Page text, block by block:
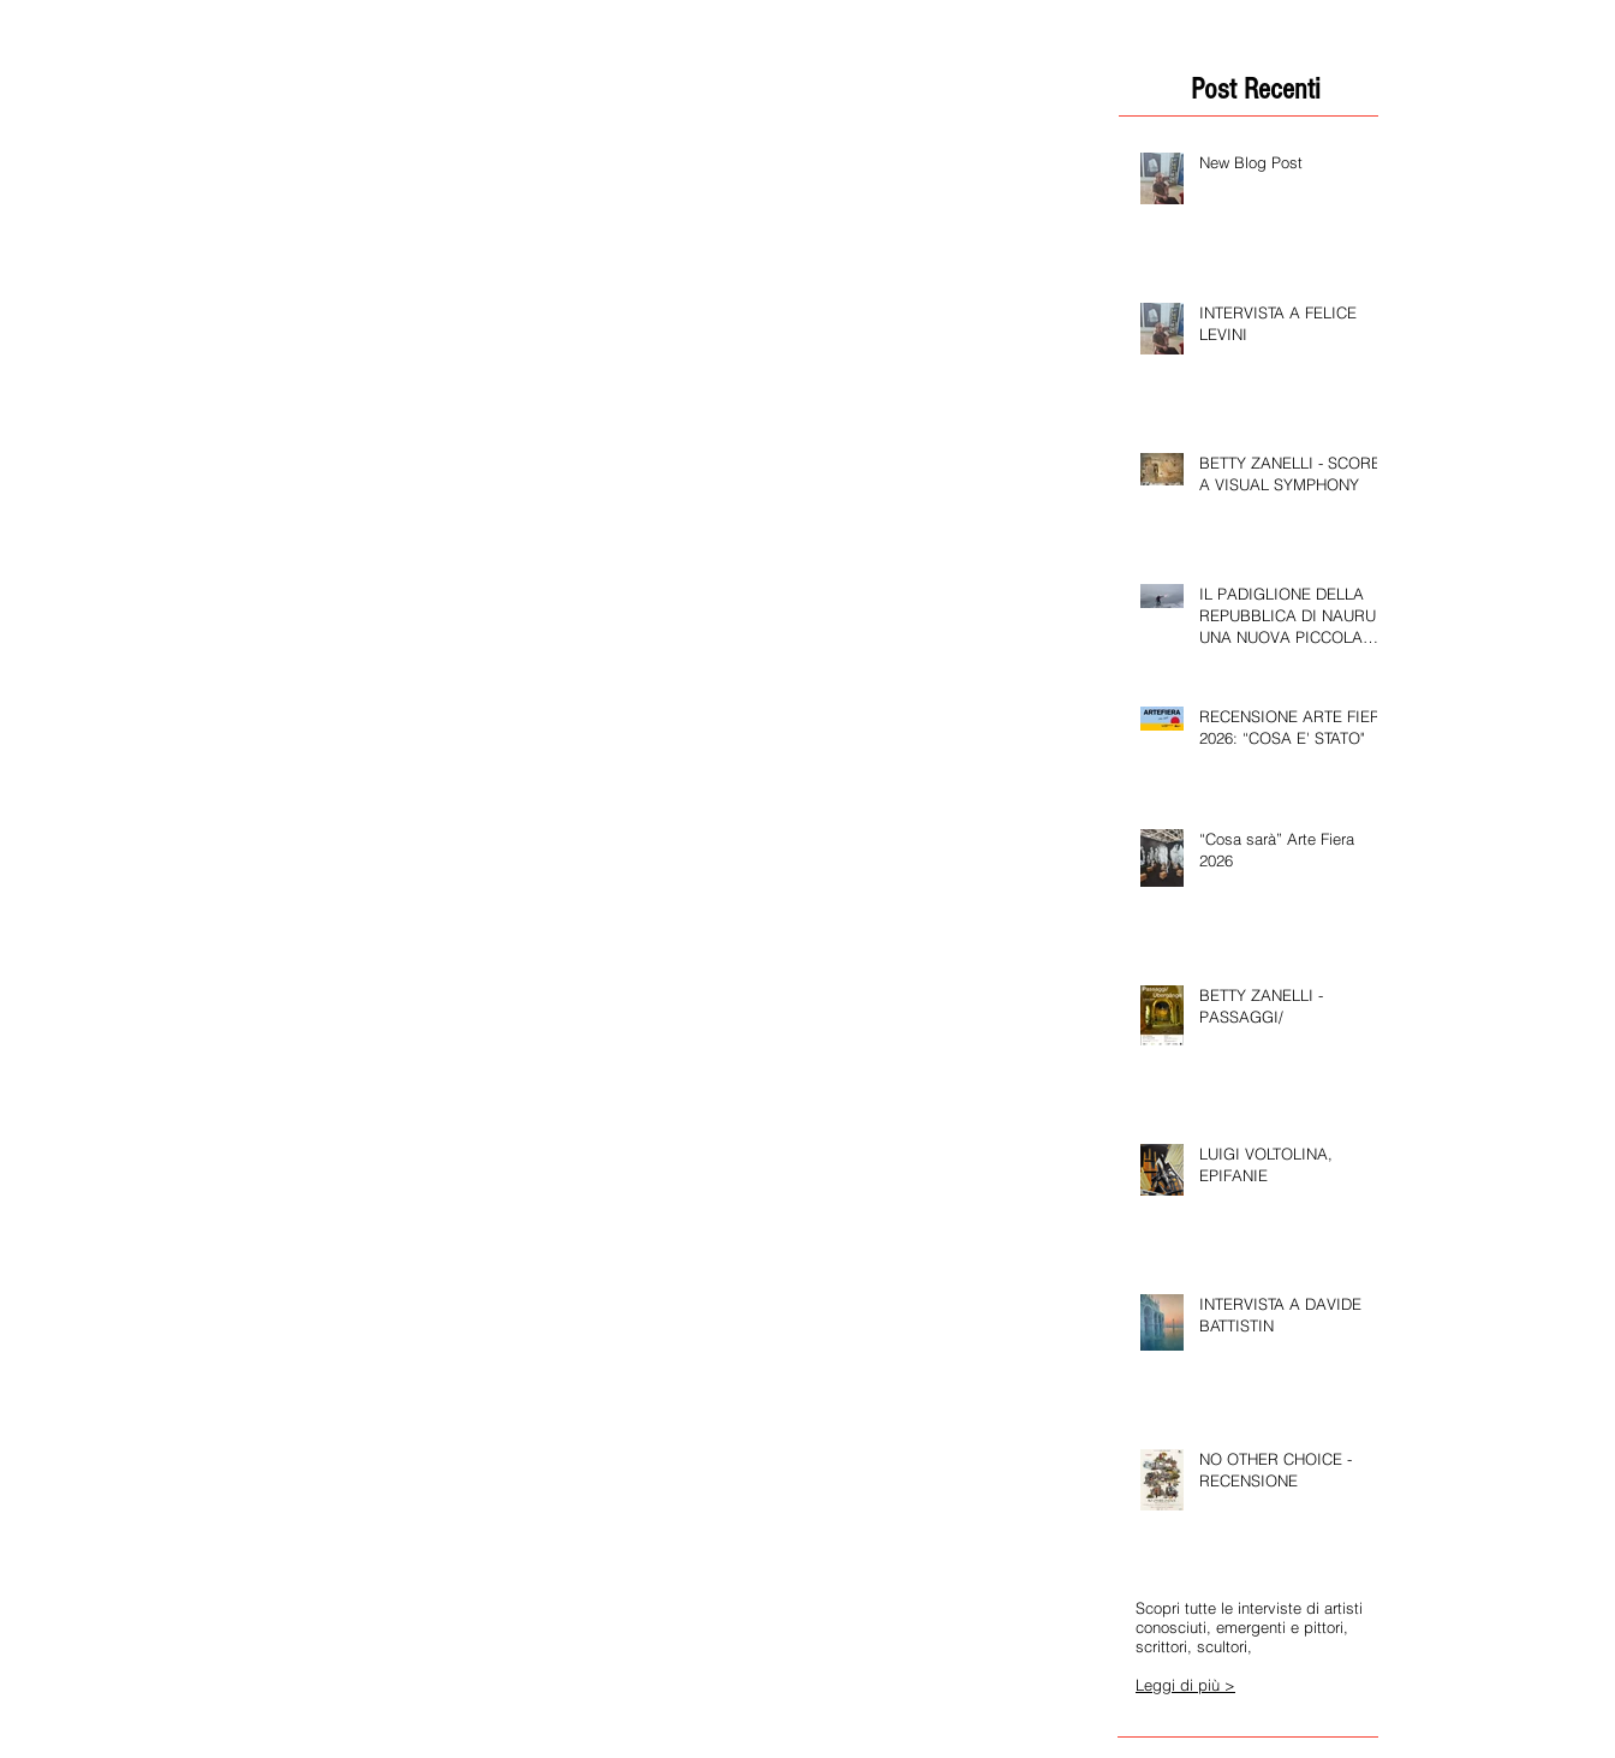
Post Recenti
New Blog Post
INTERVISTA A FELICE
LEVINI
BETTY ZANELLI - SCORE,
A VISUAL SYMPHONY
IL PADIGLIONE DELLA
REPUBBLICA DI NAURU:
UNA NUOVA PICCOLA
VENEZIA.
RECENSIONE ARTE FIERA
2026: “COSA E' STATO"
“Cosa sarà” Arte Fiera
2026
BETTY ZANELLI -
PASSAGGI/
LUIGI VOLTOLINA,
EPIFANIE
INTERVISTA A DAVIDE
BATTISTIN
NO OTHER CHOICE -
RECENSIONE
Scopri tutte le interviste di artisti
conosciuti, emergenti e pittori,
scrittori, scultori,
Leggi di più >